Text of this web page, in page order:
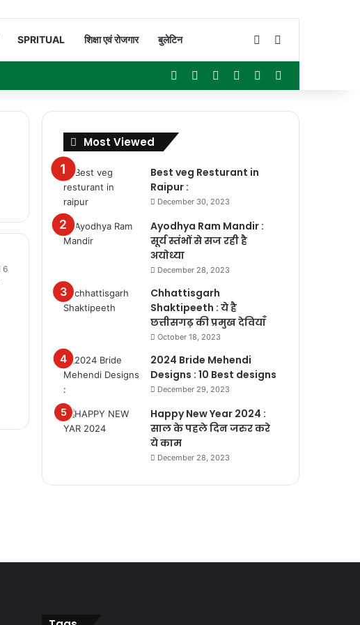
SPRITUAL शिक्षा एवं रोजगार बुलेटिन Switch skin
Facebook YouTubeInstagramWhatsApp
6
Most Viewed
Best veg Resturant in
Raipur :
December 30, 2023
Ayodhya Ram Mandir :
सूर्य स्तंभों से सज रही है
अयोध्या
December 28, 2023
Chhattisgarh
Shaktipeeth : ये है
छत्तीसगढ़ की प्रमुख देवियाँ
October 18, 2023
2024 Bride Mehendi
Designs : 10 Best designs
December 29, 2023
Happy New Year 2024 :
साल के पहले दिन जरुर करे
ये काम
December 28, 2023